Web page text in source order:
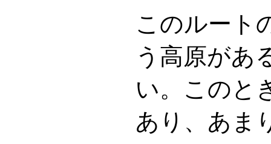
このルート
う高原があ
い。このと
あり、あま